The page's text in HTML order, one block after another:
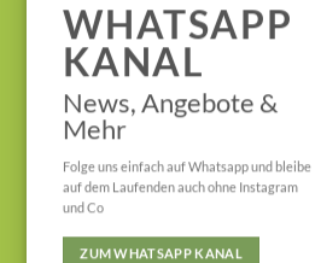
WHATSAPP
KANAL
News, Angebote &
Mehr
Folge uns einfach auf Whatsapp und bleibe
auf dem Laufenden auch ohne Instagram
und Co
ZUM WHATSAPP KANAL